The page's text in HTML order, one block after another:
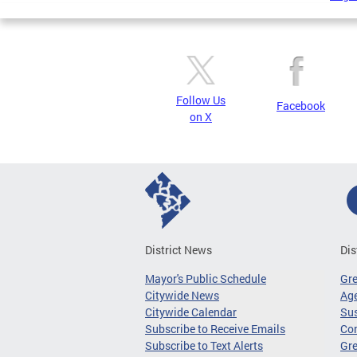
Follow Us
on X
Facebook
District News
Mayor's Public Schedule
Citywide News
Citywide Calendar
Subscribe to Receive Emails
Subscribe to Text Alerts